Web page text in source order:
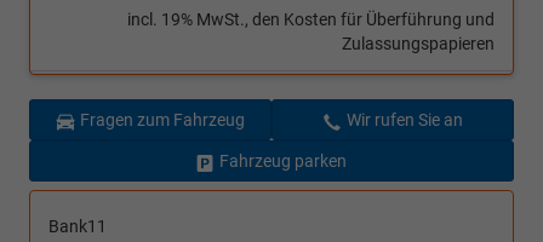
incl. 19% MwSt., den Kosten für Überführung und
Zulassungspapieren
Fragen zum Fahrzeug Wir rufen Sie an
Fahrzeug parken
Bank11